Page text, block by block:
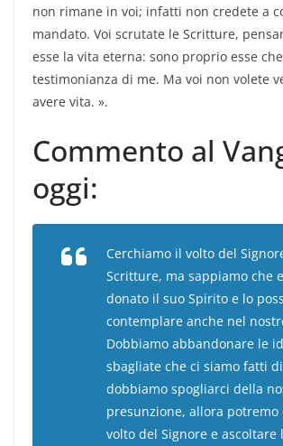
non rimane in voi; infatti non credete a
mandato. Voi scrutate le Scritture,
esse la vita eterna: sono proprio esse
testimonianza di me. Ma voi non volete
avere vita. ».
Commento al
oggi:
Cerchiamo il volto del
Scritture, ma sappiamo che
donato il suo Spirito e lo
contemplare anche nel
Dobbiamo abbandonare le
sbagliate che ci siamo fatti
dobbiamo spogliarci della
presunzione, allora potremo
volto del Signore e ascoltare